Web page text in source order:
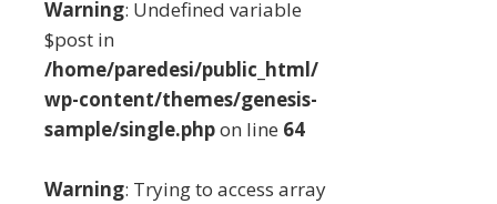
Warning: Undefined variable
$post in
/home/paredesi/public_html/
wp-content/themes/genesis-
sample/single.phpon line 64
Warning: Trying to access array